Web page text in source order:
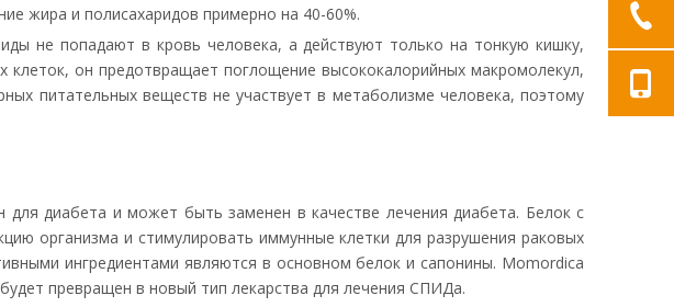
жира и полисахаридов примерно на 40-60%.
не попадают в кровь человека, а действуют только на тонкую кишку,
он предотвращает поглощение высококалорийных макромолекул,
питательных веществ не участвует в метаболизме человека, поэтому
диабета и может быть заменен в качестве лечения диабета. Белок с
организма и стимулировать иммунные клетки для разрушения раковых
ингредиентами являются в основном белок и сапонины. Momordica
превращен в новый тип лекарства для лечения СПИДа.